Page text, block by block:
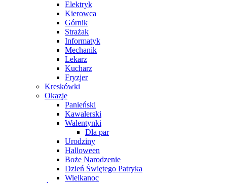
Elektryk
Kierowca
Górnik
Strażak
Informatyk
Mechanik
Lekarz
Kucharz
Fryzjer
Kreskówki
Okazje
Panieński
Kawalerski
Walentynki
Dla par
Urodziny
Halloween
Boże Narodzenie
Dzień Świętego Patryka
Wielkanoc